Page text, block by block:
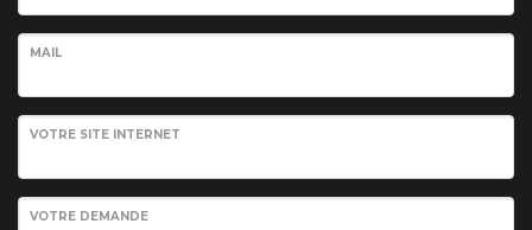
MAIL
VOTRE SITE INTERNET
VOTRE DEMANDE